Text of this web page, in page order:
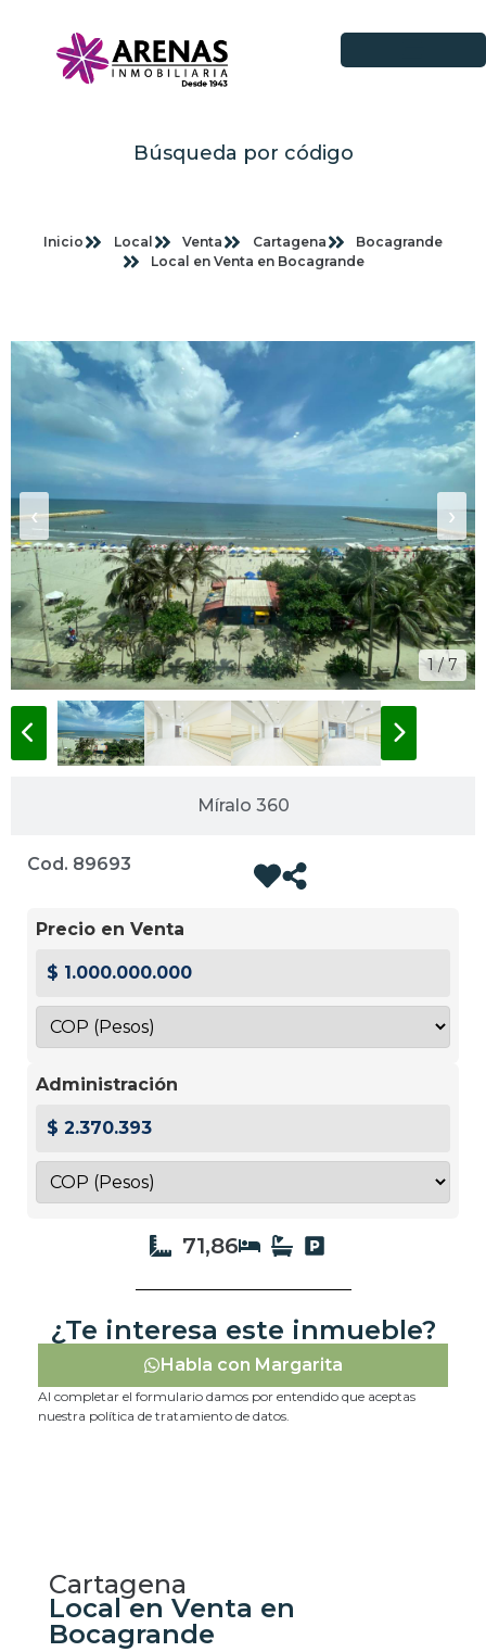
Búsqueda por código
Inicio Local Venta Cartagena
Bocagrande
Local en Venta en Bocagrande
Míralo 360
1 / 7
‹ ›
Cod. 89693
Precio en Venta
$ 1.000.000.000
Administración
$ 2.370.393
71,86
¿Te interesa este inmueble?
Habla con Margarita
Al completar el formulario damos por entendido que aceptas
nuestra política de tratamiento de datos.
Cartagena
Local en Venta en
Bocagrande